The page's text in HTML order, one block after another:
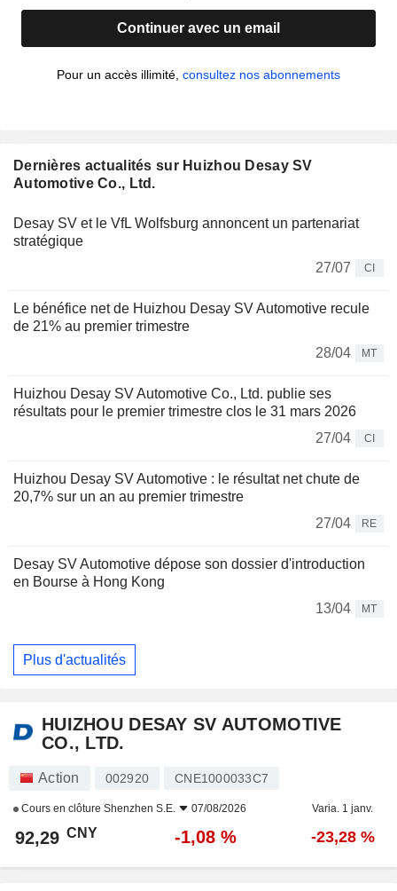
Continuer avec un email
Pour un accès illimité, consultez nos abonnements
Dernières actualités sur Huizhou Desay SV
Automotive Co., Ltd.
Desay SV et le VfL Wolfsburg annoncent un partenariat
stratégique
27/07
CI
Le bénéfice net de Huizhou Desay SV Automotive recule
de 21% au premier trimestre
28/04
MT
Huizhou Desay SV Automotive Co., Ltd. publie ses
résultats pour le premier trimestre clos le 31 mars 2026
27/04
CI
Huizhou Desay SV Automotive : le résultat net chute de
20,7% sur un an au premier trimestre
27/04
RE
Desay SV Automotive dépose son dossier d'introduction
en Bourse à Hong Kong
13/04
MT
Plus d'actualités
HUIZHOU DESAY SV AUTOMOTIVE
CO., LTD.
Action 002920 CNE1000033C7
Cours en clôture Shenzhen S.E. 07/08/2026 Varia. 1 janv.
92,29 CNY -1,08 % -23,28 %